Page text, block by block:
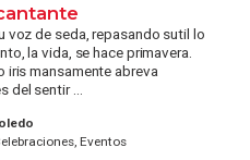
voz de seda, repasando sutil lo
la vida, se hace primavera.
iris mansamente abreva
del sentir ...
Eventos